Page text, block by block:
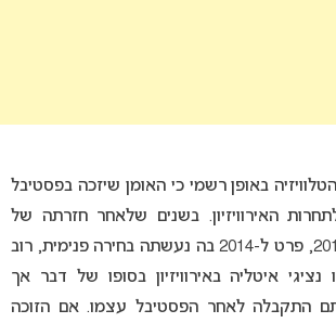
באופן רשמי כי האומן שיזכה בפסטיבל
האירוויזיון. בשנים שלאחר חזרתה של
איטליה לתחרות ב-2011, פרט ל-2014 בה נעשתה בחירה פנימית, רוב
נציגי איטליה באירוויזיון בסופו של דבר אך
התקבלה לאחר הפסטיבל עצמו. אם הזוכה